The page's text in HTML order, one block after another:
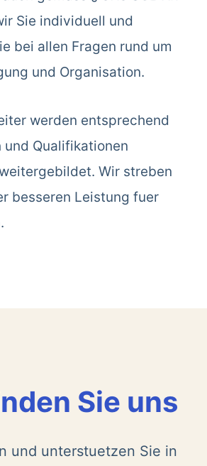
Sie individuell und
bei allen Fragen rund um
und Organisation.
werden entsprechend
und Qualifikationen
Wir streben
besseren Leistung fuer
Sie uns
und unterstuetzen Sie in